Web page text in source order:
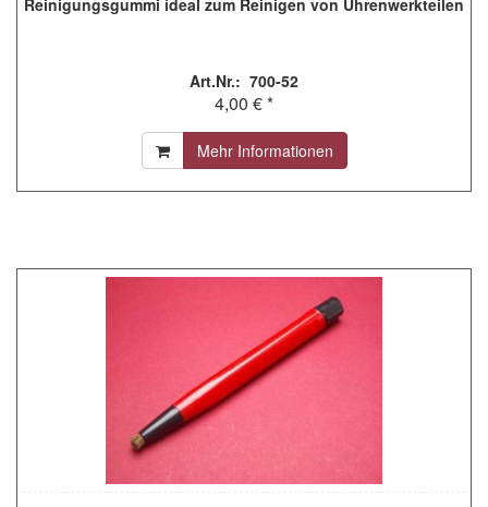
Art.Nr.: 700-52
4,00 € *
Mehr Informationen